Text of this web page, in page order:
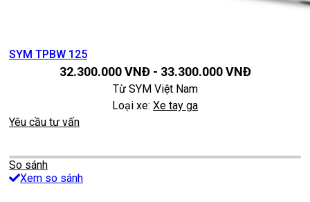
SYM TPBW 125
32.300.000VNĐ- 33.300.000VNĐ
Từ SYM Việt Nam
Loại xe: Xe tay ga
Yêu cầu tư vấn
So sánh
Xem so sánh